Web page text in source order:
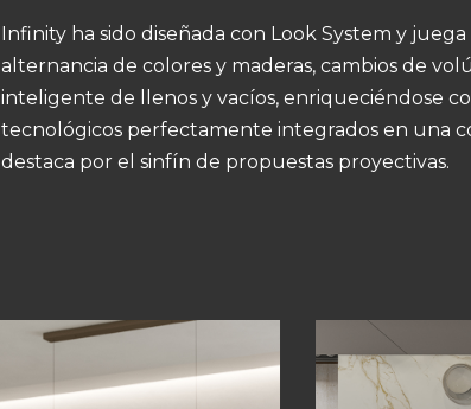
Infinity ha sido diseñada con Look System y
alternancia de colores y maderas, cambios de
inteligente de llenos y vacíos, enriqueciéndose
tecnológicos perfectamente integrados en una
destaca por el sinfín de propuestas proyectivas.